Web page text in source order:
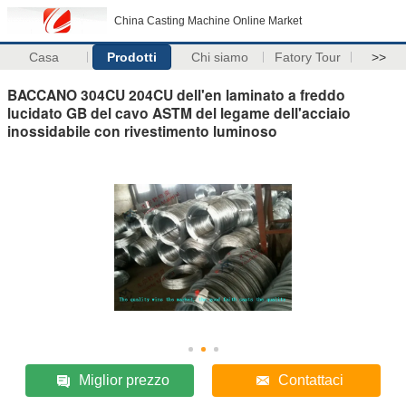
China Casting Machine Online Market
Casa Prodotti Chi siamo Fatory Tour >>
BACCANO 304CU 204CU dell'en laminato a freddo
lucidato GB del cavo ASTM del legame dell'acciaio
inossidabile con rivestimento luminoso
Miglior prezzo Contattaci